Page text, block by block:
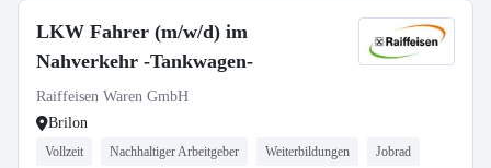
LKW Fahrer (m/w/d) im
Nahverkehr -Tankwagen-
Raiffeisen Waren GmbH
Brilon
Vollzeit Nachhaltiger Arbeitgeber Weiterbildungen Jobrad